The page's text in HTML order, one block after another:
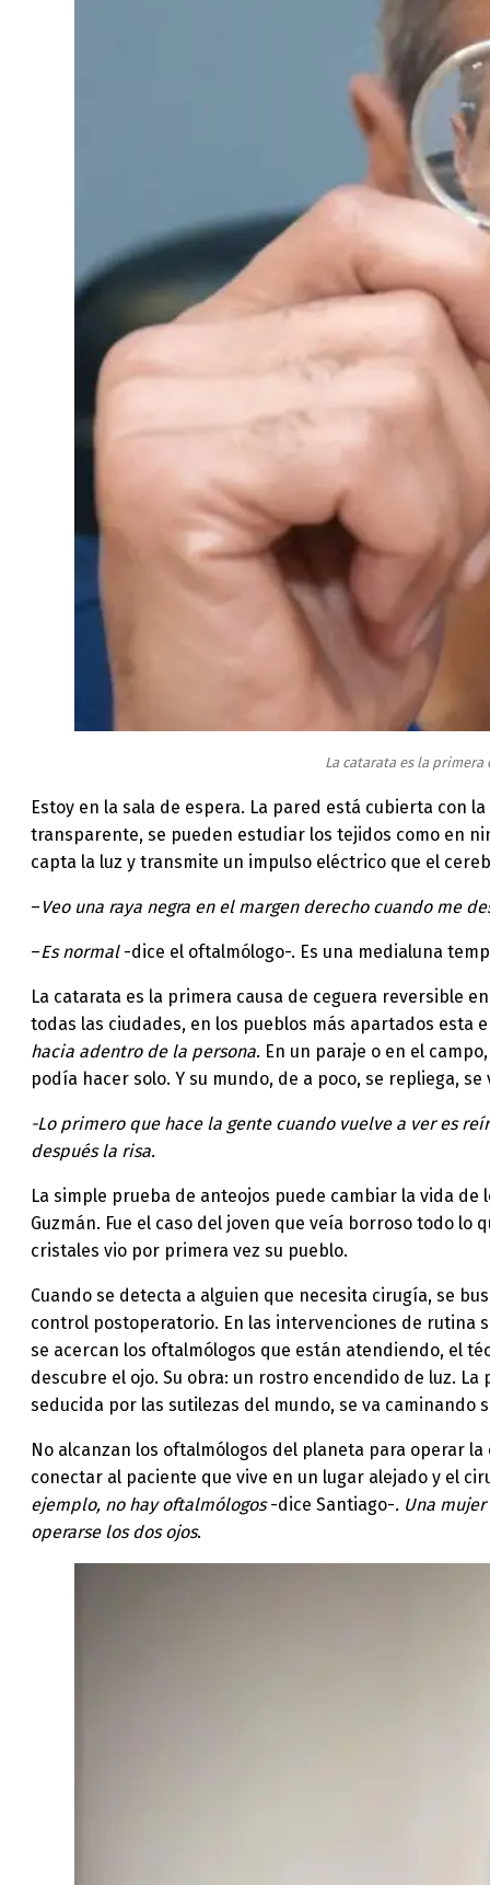
La catarata es la primera
Estoy en la sala de espera. La pared está cubierta con
transparente, se pueden estudiar los tejidos como en
capta la luz y transmite un impulso eléctrico que el
–Veo una raya negra en el margen derecho cuando me
–Es normal-dice el oftalmólogo-. Es una medialuna
La catarata es la primera causa de ceguera reversible
todas las ciudades, en los pueblos más apartados esta
hacia adentro de la persona. En un paraje o en el
podía hacer solo. Y su mundo, de a poco, se repliega,
-Lo primero que hace la gente cuando vuelve a ver es
después la risa.
La simple prueba de anteojos puede cambiar la vida de
Guzmán. Fue el caso del joven que veía borroso todo
cristales vio por primera vez su pueblo.
Cuando se detecta a alguien que necesita cirugía, se
control postoperatorio. En las intervenciones de rutina
se acercan los oftalmólogos que están atendiendo, el
descubre el ojo. Su obra: un rostro encendido de luz.
seducida por las sutilezas del mundo, se va caminando
No alcanzan los oftalmólogos del planeta para operar
conectar al paciente que vive en un lugar alejado y el
ejemplo, no hay oftalmólogos-dice Santiago-. Una
operarse los dos ojos.